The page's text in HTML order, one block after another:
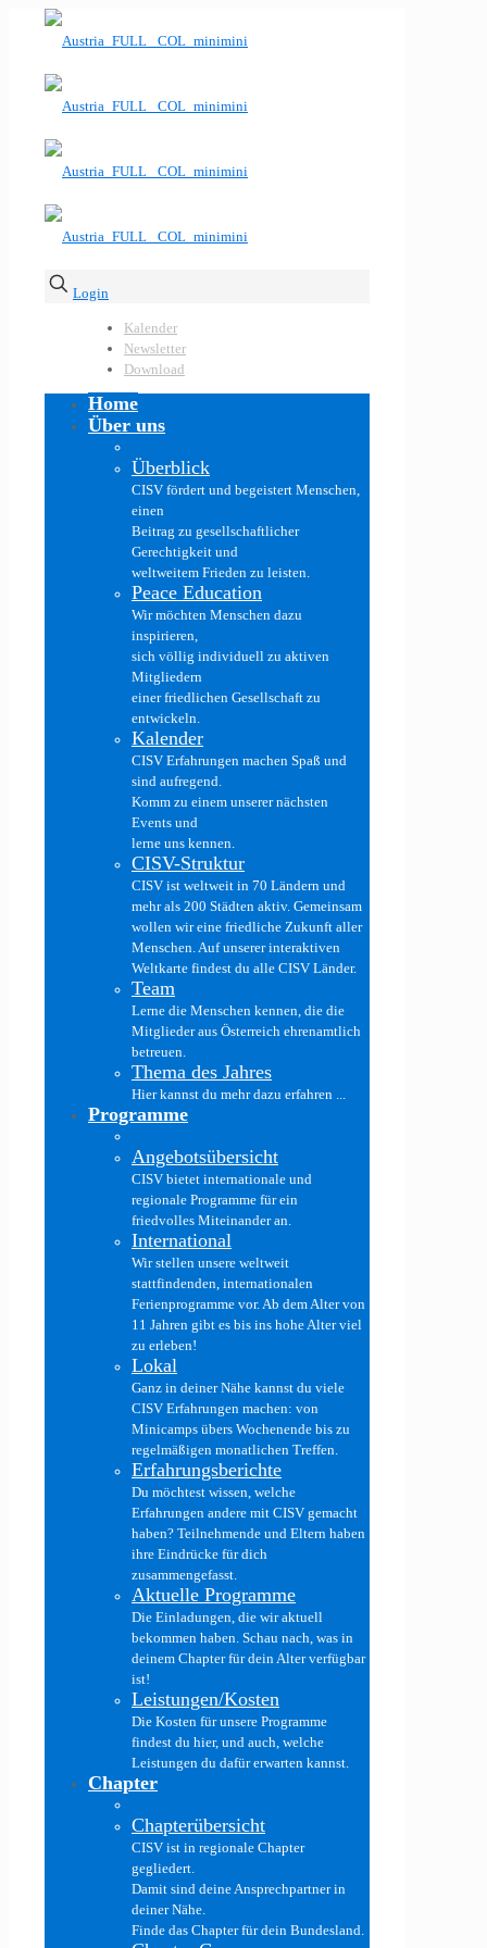
Login
Kalender
Newsletter
Download
Home
Über uns
Überblick
CISV fördert und begeistert Menschen,
einen
Beitrag zu gesellschaftlicher
Gerechtigkeit und
weltweitem Frieden zu leisten.
Peace Education
Wir möchten Menschen dazu
inspirieren,
sich völlig individuell zu aktiven
Mitgliedern
einer friedlichen Gesellschaft zu
entwickeln.
Kalender
CISV Erfahrungen machen Spaß und
sind aufregend.
Komm zu einem unserer nächsten
Events und
lerne uns kennen.
CISV-Struktur
CISV ist weltweit in 70 Ländern und
mehr als 200 Städten aktiv. Gemeinsam
wollen wir eine friedliche Zukunft aller
Menschen. Auf unserer interaktiven
Weltkarte findest du alle CISV Länder.
Team
Lerne die Menschen kennen, die die
Mitglieder aus Österreich ehrenamtlich
betreuen.
Thema des Jahres
Hier kannst du mehr dazu erfahren ...
Programme
Angebotsübersicht
CISV bietet internationale und
regionale Programme für ein
friedvolles Miteinander an.
International
Wir stellen unsere weltweit
stattfindenden, internationalen
Ferienprogramme vor. Ab dem Alter von
11 Jahren gibt es bis ins hohe Alter viel
zu erleben!
Lokal
Ganz in deiner Nähe kannst du viele
CISV Erfahrungen machen: von
Minicamps übers Wochenende bis zu
regelmäßigen monatlichen Treffen.
Erfahrungsberichte
Du möchtest wissen, welche
Erfahrungen andere mit CISV gemacht
haben? Teilnehmende und Eltern haben
ihre Eindrücke für dich
zusammengefasst.
Aktuelle Programme
Die Einladungen, die wir aktuell
bekommen haben. Schau nach, was in
deinem Chapter für dein Alter verfügbar
ist!
Leistungen/Kosten
Die Kosten für unsere Programme
findest du hier, und auch, welche
Leistungen du dafür erwarten kannst.
Chapter
Chapterübersicht
CISV ist in regionale Chapter
gegliedert.
Damit sind deine Ansprechpartner in
deiner Nähe.
Finde das Chapter für dein Bundesland.